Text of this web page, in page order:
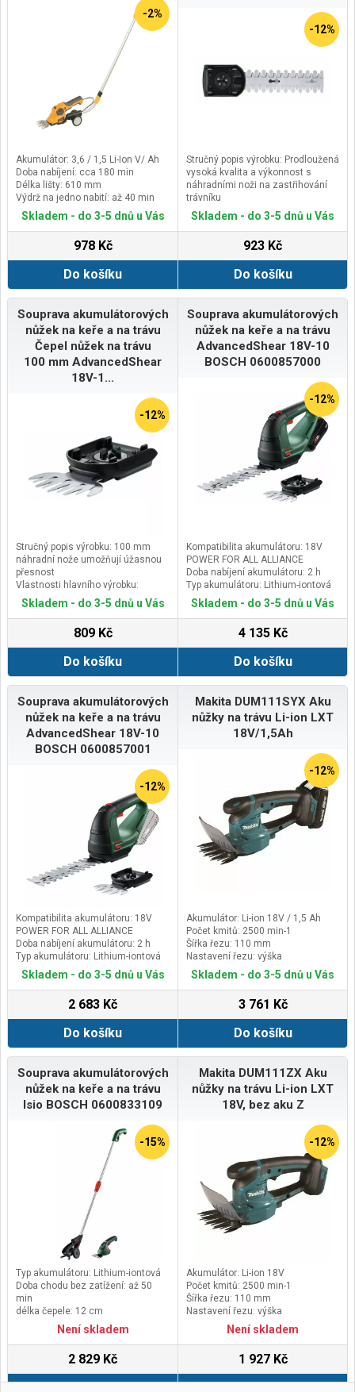
-2%
Akumulátor: 3,6 / 1,5 Li-Ion V/ Ah
Doba nabíjení: cca 180 min
Délka lišty: 610 mm
Výdrž na jedno nabití: až 40 min
Skladem - do 3-5 dnů u Vás
978 Kč
Do košíku
-12%
Stručný popis výrobku: Prodloužená
vysoká kvalita a výkonnost s
náhradními noži na zastřihování
trávníku
Vlastnosti hlavního výrobku:
Všechny nože s tímto konektorem
AdvancedShear 18V-10
Podsekce kategorie produktů:
Souprava akumulátorových nůžek
na keře a na trávu
Usage level: Advanced
Skladem - do 3-5 dnů u Vás
923 Kč
Do košíku
Souprava akumulátorových
nůžek na keře a na trávu
Čepel nůžek na trávu
100 mm AdvancedShear
18V-1...
-12%
Stručný popis výrobku: 100 mm
náhradní nože umožňují úžasnou
přesnost
Vlastnosti hlavního výrobku:
Všechny nože s tímto konektorem
jsou kompatibilní s nářadím
Podsekce kategorie produktů:
Souprava akumulátorových nůžek
na keře a na trávu
Usage level: Advanced
Skladem - do 3-5 dnů u Vás
809 Kč
Do košíku
Souprava akumulátorových
nůžek na keře a na trávu
AdvancedShear 18V-10
BOSCH 0600857000
-12%
Kompatibilita akumulátoru: 18V
POWER FOR ALL ALLIANCE
Doba nabíjení akumulátoru: 2 h
Typ akumulátoru: Lithium-iontová
Funguje při kapacitě akumulátoru:
2 Ah
Skladem - do 3-5 dnů u Vás
4 135 Kč
Do košíku
Souprava akumulátorových
nůžek na keře a na trávu
AdvancedShear 18V-10
BOSCH 0600857001
-12%
Kompatibilita akumulátoru: 18V
POWER FOR ALL ALLIANCE
Doba nabíjení akumulátoru: 2 h
Typ akumulátoru: Lithium-iontová
Funguje při kapacitě akumulátoru:
2 Ah
Skladem - do 3-5 dnů u Vás
2 683 Kč
Do košíku
Makita DUM111SYX Aku
nůžky na trávu Li-ion LXT
18V/1,5Ah
-12%
Akumulátor: Li-ion 18V / 1,5 Ah
Počet kmitů: 2500 min-1
Šířka řezu: 110 mm
Nastavení řezu: výška
15/20/25mm
Skladem - do 3-5 dnů u Vás
3 761 Kč
Do košíku
Souprava akumulátorových
nůžek na keře a na trávu
Isio BOSCH 0600833109
-15%
Typ akumulátoru: Lithium-iontová
Doba chodu bez zatížení: až 50
min
délka čepele: 12 cm
šířka čepele: 8 cm (tráva)
Není skladem
2 829 Kč
Do košíku
Makita DUM111ZX Aku
nůžky na trávu Li-ion LXT
18V, bez aku Z
-12%
Akumulátor: Li-ion 18V
Počet kmitů: 2500 min-1
Šířka řezu: 110 mm
Nastavení řezu: výška
15/20/25mmNení skladem
1 927 Kč
Do košíku